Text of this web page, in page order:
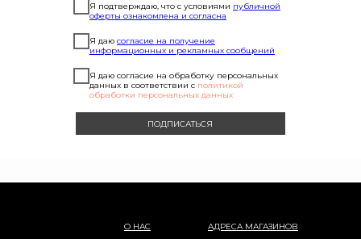
Я подтверждаю, что с условиями публичной
оферты ознакомлена и согласна
Я даю согласие на получение
информационных и рекламных сообщений
Я даю согласие на обработку персональных
данных в соответствии с политикой
обработки персональных данных
ПОДПИСАТЬСЯ
О НАС
АДРЕСА МАГАЗИНОВ